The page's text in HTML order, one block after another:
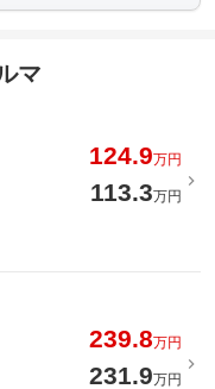
マ
124.9万円
113.3万円
239.8万円
231.9万円